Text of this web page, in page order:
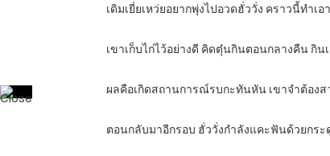
เดิมเยี่ยเหว่ยอยากพุ่งไปอวดฮั่ววั่ง คราวนี้ทำเ
เขาเก็บไก่ไว้อย่างดี คิดตุ๋นกินตอนกลางคืน กิ
ผลคือเกิดสถานการณ์รบกะทันหัน เขาจำต้องส
ตอนกลับมาอีกรอบ ฮั่ววั่งกำลังแคะฟันด้วยกระ